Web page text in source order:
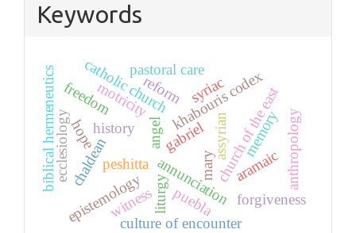
Keywords
annunciation
peshitta
gabriel
mary
angel church of the east
khabouris codex
chaldean assyrian
aramaic
syriac
history
catholic church
liturgy
reform
culture of encounter
memory
witness forgiveness
hope
motricity
anthropology
epistemology
freedom
ecclesiology
pastoral care
biblical hermeneutics
puebla